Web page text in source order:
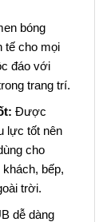
bóng
tế cho mọi
đáo với
trang trí.
Được
lực tốt nên
cho
bếp,
trời.
dễ dàng